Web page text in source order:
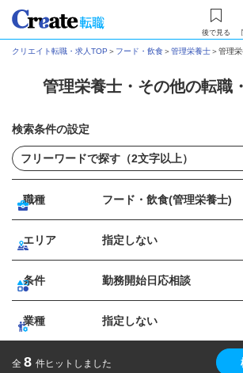
後で見る
クリエイト転職・求人TOP ＞ フード・飲食＞管理栄養士＞管理栄
管理栄養士・その他の転職
検索条件の設定
職種 フード・飲食(管理栄養士)
エリア 指定しない
条件 勤務開始日応相談
業種 指定しない
全 8 件ヒットしました